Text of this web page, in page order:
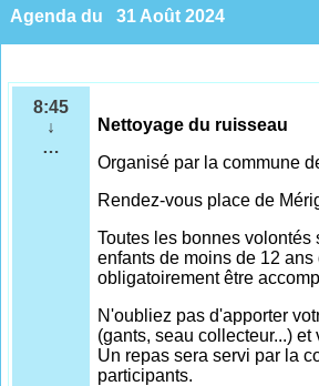
Agenda du 31 Août 2024
8:45
↓
…
Nettoyage du ruisseau
Organisé par la commune
Rendez-vous place de
Toutes les bonnes volontés
enfants de moins de 12 ans
obligatoirement être
N'oubliez pas d'apporter
(gants, seau collecteur...) et
Un repas sera servi par la
participants.